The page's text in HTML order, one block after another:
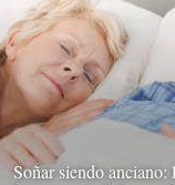
Soñar siendo anciano: